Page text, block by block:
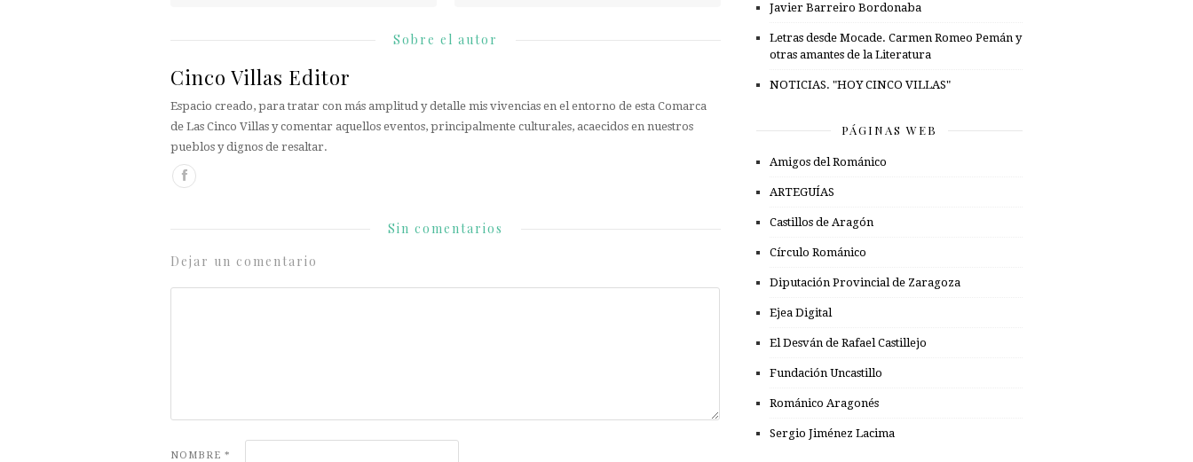
Sobre el autor
Cinco Villas Editor
Espacio creado, para tratar con más amplitud y detalle mis vivencias en el entorno de esta Comarca
de Las Cinco Villas y comentar aquellos eventos, principalmente culturales, acaecidos en nuestros
pueblos y dignos de resaltar.
Sin comentarios
Dejar un comentario
NOMBRE *
Javier Barreiro Bordonaba
Letras desde Mocade. Carmen Romeo Pemán y
otras amantes de la Literatura
NOTICIAS. "HOY CINCO VILLAS"
PÁGINAS WEB
Amigos del Románico
ARTEGUÍAS
Castillos de Aragón
Círculo Románico
Diputación Provincial de Zaragoza
Ejea Digital
El Desván de Rafael Castillejo
Fundación Uncastillo
Románico Aragonés
Sergio Jiménez Lacima